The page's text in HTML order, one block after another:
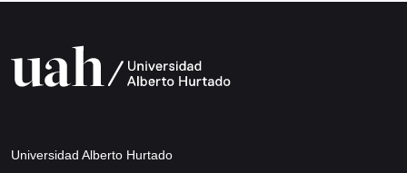
Universidad Alberto Hurtado